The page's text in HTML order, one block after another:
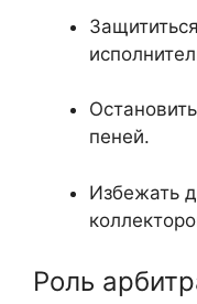
пеней.
Избежать
Роль